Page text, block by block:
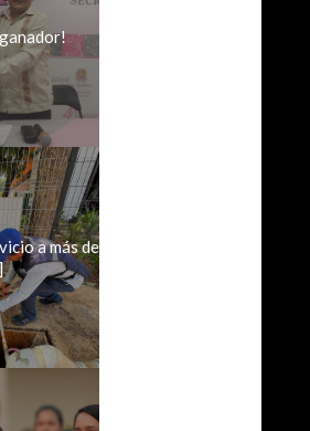
a más de